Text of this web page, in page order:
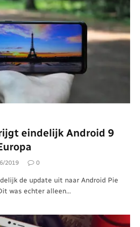
eindelijk Android 9
2019 0
de update uit naar Android Pie
was echter alleen…